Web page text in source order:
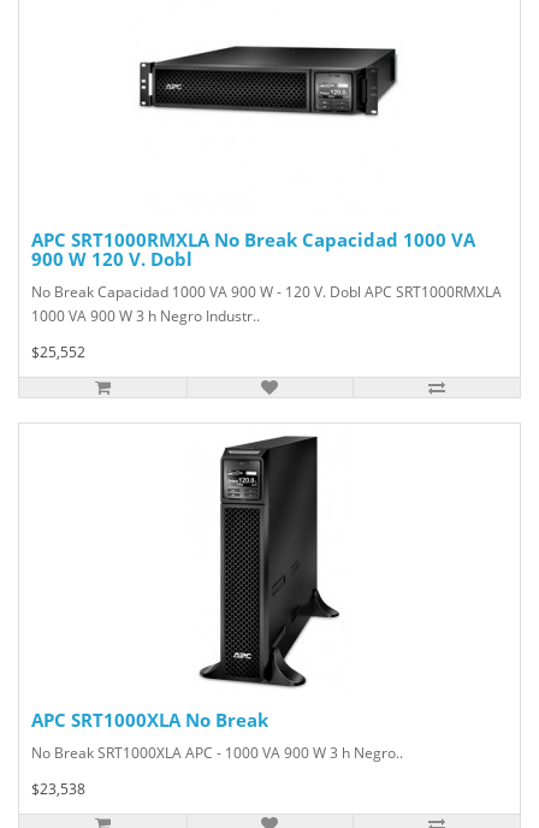
APC SRT1000RMXLA No Break Capacidad 1000 VA
900 W 120 V. Dobl
No Break Capacidad 1000 VA 900 W - 120 V. Dobl APC SRT1000RMXLA
1000 VA 900 W 3 h Negro Industr..
$25,552
APC SRT1000XLA No Break
No Break SRT1000XLA APC - 1000 VA 900 W 3 h Negro..
$23,538